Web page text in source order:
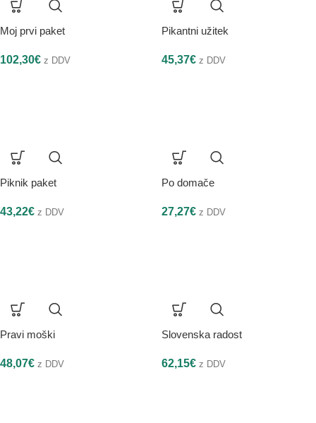
Moj prvi paket
102,30€ z DDV
Pikantni užitek
45,37€ z DDV
Piknik paket
43,22€ z DDV
Po domače
27,27€ z DDV
Pravi moški
48,07€ z DDV
Slovenska radost
62,15€ z DDV